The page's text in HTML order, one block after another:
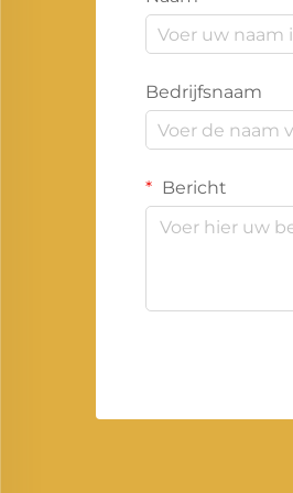
Bedrijfsnaam
Bericht